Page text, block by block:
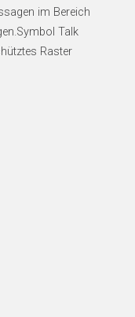
im Bereich
Talk
Raster